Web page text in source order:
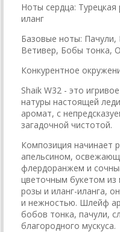
Ноты сердца:
иланг
Базовые ноты: Пачули,
Ветивер, Бобы тонка,
Конкурентное
Shaik W32 - это
натуры настоящей
аромат, с
загадочной чистотой.
Композиция начинает
апельсином,
флердоранжем и
цветочным букетом
розы и иланг-иланга,
и нежностью. Шлейф
бобов тонка, пачули,
благородного мускуса.